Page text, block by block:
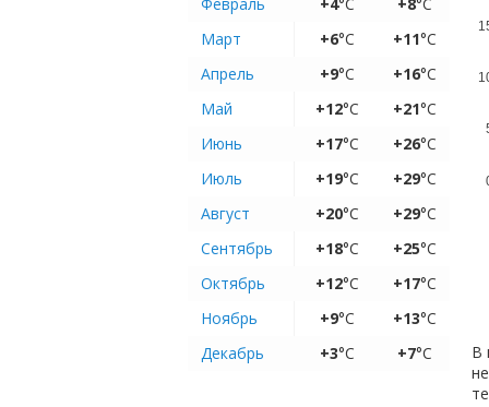
Март
+6°C +11°C
Апрель
+9°C +16°C
Май
+12°C +21°C
Июнь
+17°C +26°C
Июль
+19°C +29°C
Август
+20°C +29°C
Сентябрь
+18°C +25°C
Октябрь
+12°C +17°C
Ноябрь
+9°C +13°C
Декабрь
+3°C +7°C
В